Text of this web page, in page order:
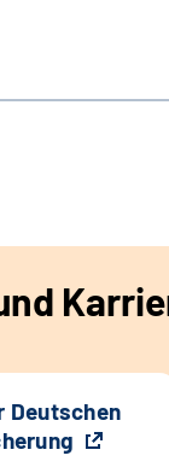
Deutschen